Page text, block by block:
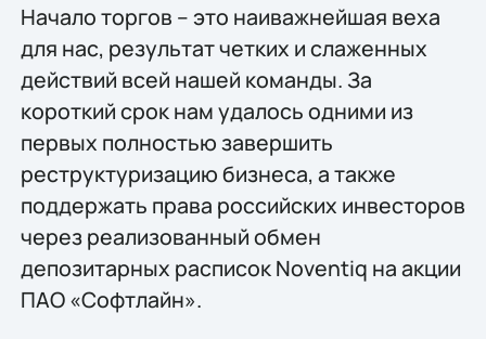
Начало торгов – это наиважнейшая веха
для нас, результат четких и слаженных
действий всей нашей команды. За
короткий срок нам удалось одними из
первых полностью завершить
реструктуризацию бизнеса, а также
поддержать права российских инвесторов
через реализованный обмен
депозитарных расписок Noventiq на акции
ПАО «Софтлайн».